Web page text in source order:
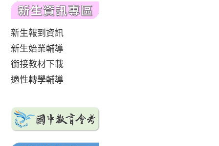
新生報到資訊
新生始業輔導
銜接教材下載
適性轉學輔導